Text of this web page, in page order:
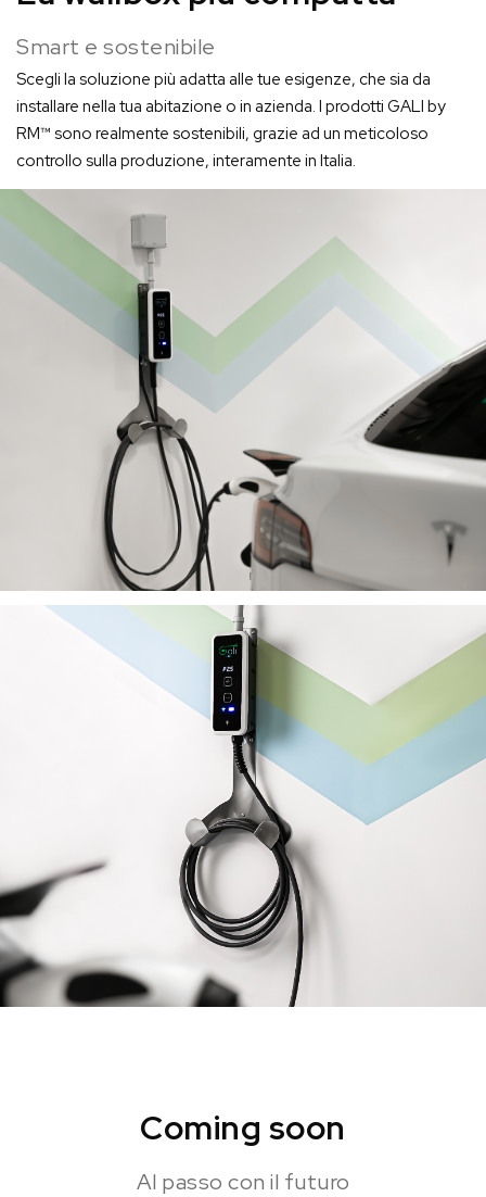
Smart e sostenibile
Scegli la soluzione più adatta alle tue esigenze, che sia da
installare nella tua abitazione o in azienda. I prodotti GALI by
RM™ sono realmente sostenibili, grazie ad un meticoloso
controllo sulla produzione, interamente in Italia.
Coming soon
Al passo con il futuro